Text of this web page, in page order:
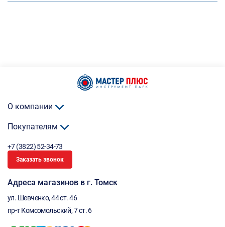
О компании
Покупателям
+7 (3822) 52-34-73
Заказать звонок
Адреса магазинов в г. Томск
ул. Шевченко, 44 ст. 46
пр-т Комсомольский, 7 ст. 6